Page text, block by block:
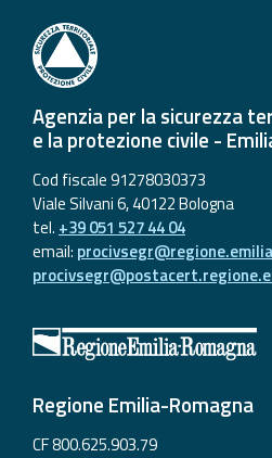
Agenzia per la sicurezza
e la protezione civile -
Cod fiscale 91278030373
Viale Silvani 6, 40122 Bologna
tel. +39 051 527 44 04
email:
Regione Emilia-Romagna
CF 800.625.903.79